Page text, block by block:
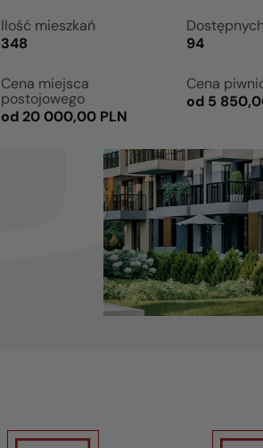
Ilość mieszkań
348
Dostępnych
94
Cena miejsca
postojowego
od 20 000,00 PLN
Cena
od 5